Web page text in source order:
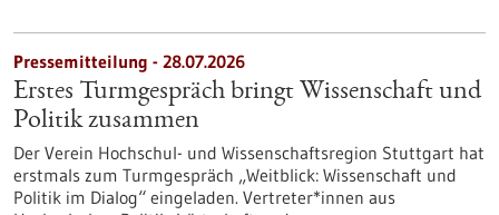
Pressemitteilung - 28.07.2026
Erstes Turmgespräch bringt Wissenschaft und
Politik zusammen
Der Verein Hochschul- und Wissenschaftsregion Stuttgart hat
erstmals zum Turmgespräch „Weitblick: Wissenschaft und
Politik im Dialog“ eingeladen. Vertreter*innen aus